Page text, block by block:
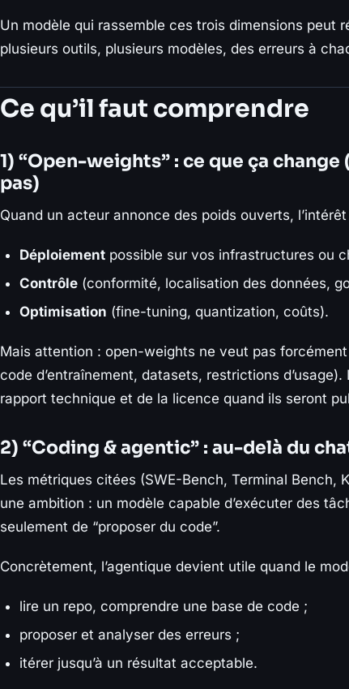
Un modèle qui rassemble ces trois dimensions peut
plusieurs outils, plusieurs modèles, des erreurs à
Ce qu’il faut comprendre
1) “Open-weights” : ce que ça change
pas)
Quand un acteur annonce des poids ouverts,
Déploiement possible sur vos infrastructures ou
Contrôle (conformité, localisation des données,
Optimisation (fine-tuning, quantization, coûts).
Mais attention : open-weights ne veut pas
code d’entraînement, datasets, restrictions
rapport technique et de la licence quand ils seront
2) “Coding & agentic” : au-delà du
Les métriques citées (SWE-Bench, Terminal Bench,
une ambition : un modèle capable d’exécuter des
seulement de “proposer du code”.
Concrètement, l’agentique devient utile quand le
lire un repo, comprendre une base de code ;
proposer et analyser des erreurs ;
itérer jusqu’à un résultat acceptable.